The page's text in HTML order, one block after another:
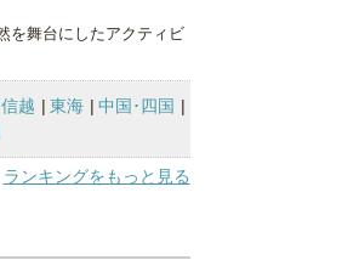
を舞台にしたアクティビ
越 東海
中国･四国
ランキングをもっと見る